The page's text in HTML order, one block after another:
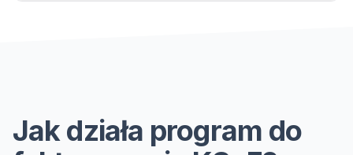
Jak działa program do